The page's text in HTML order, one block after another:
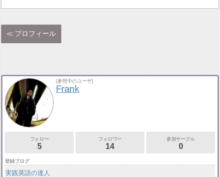
プロフィール
[参照中のユーザ]
Frank
フォロー
5
フォロワー
14
参加サークル
0
登録ブログ
実践英語の達人